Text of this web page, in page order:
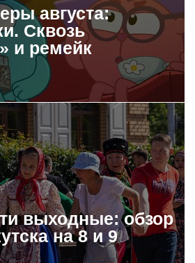
августа:
Сквозь
и ремейк
выходные: обзор
на 8 и 9